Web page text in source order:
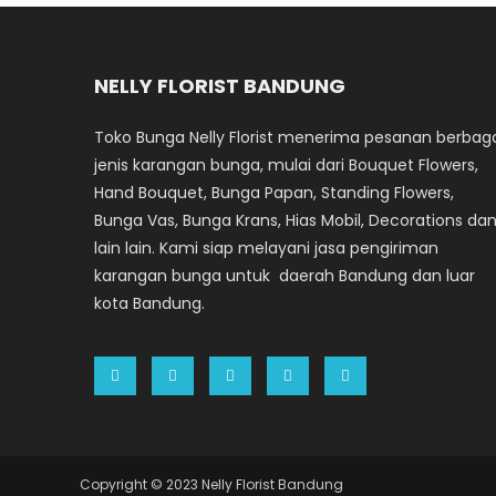
NELLY FLORIST BANDUNG
Toko Bunga Nelly Florist menerima pesanan
jenis karangan bunga, mulai dari Bouquet Flowers,
Hand Bouquet, Bunga Papan, Standing Flowers,
Bunga Vas, Bunga Krans, Hias Mobil, Decorations dan
lain lain. Kami siap melayani jasa pengiriman
karangan bunga untuk daerah Bandung dan luar
kota Bandung.
Copyright © 2023 Nelly Florist Bandung